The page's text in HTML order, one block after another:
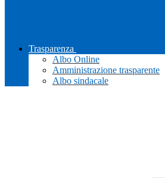
Trasparenza
Albo Online
Amministrazione trasparente
Albo sindacale